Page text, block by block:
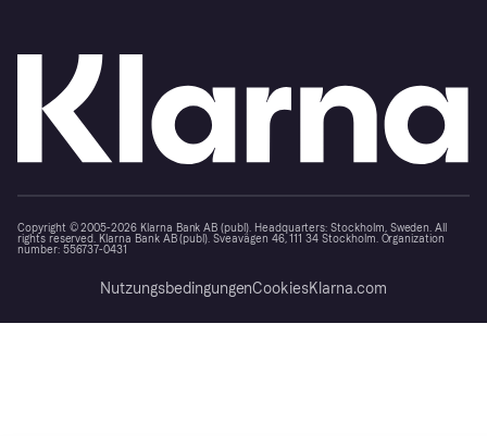
Copyright © 2005-2026 Klarna Bank AB (publ). Headquarters: Stockholm, Sweden. All
rights reserved. Klarna Bank AB (publ). Sveavägen 46, 111 34 Stockholm. Organization
number: 556737-0431
NutzungsbedingungenCookiesKlarna.com